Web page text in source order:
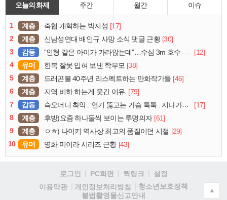
오늘의 화제 주간 월간 이슈
1 계층 축협 개혁하는 박지성 [17]
2
계층 신남성연대 배인규 사망 소식 댓글 근황 [30]
3
감동 “인형 같은 아이가 가라앉는데”…수심 3m 호수 뛰어든 60대 의인
[12]
4
유머 한복 잘못 입혀 보낸 학부모 [38]
5
계층 드래곤볼 40주년 리스펙트하는 만화작가들 [46]
6
계층 지역 비하 하는게 웃긴 이유. [79]
7
감동 슥오더니 촤악.. 연기 뚫고는 가슴 툭툭.. 지나가던 아재의 정체
[17]
8
계층 후방)요즘 하나둘씩 보이는 투명의자 [61]
9
계층 ㅇㅎ) 나이키 역사상 최고의 품질이던 시절 [29]
10
유머 영화 미이라 시리즈 근황 [43]
로그인 PC화면 퀵링크
설정
이용약관
개인정보처리방침
청소년보호정책
불법촬영물신고안내
▲